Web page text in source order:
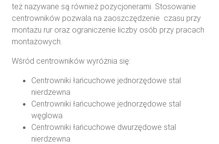
też nazywane są również pozycjonerami. Stosowanie
centrowników pozwala na zaoszczędzenie czasu przy
montażu rur oraz ograniczenie liczby osób przy pracach
montażowych.
Wśród centrowników wyróżnia się:
Centrowniki łańcuchowe jednorzędowe stal
nierdzewna
Centrowniki łańcuchowe jednorzędowe stal
węglowa
Centrowniki łańcuchowe dwurzędowe stal
nierdzewna